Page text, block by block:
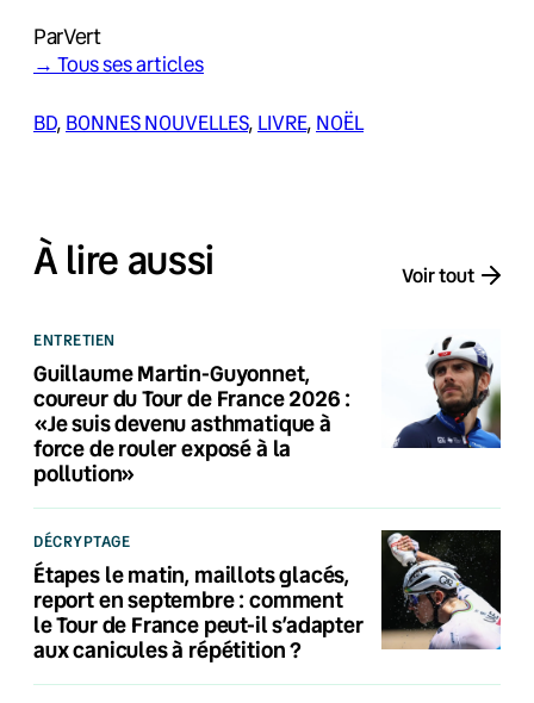
ParVert
→ Tous ses articles
BD, BONNES NOUVELLES, LIVRE, NOËL
À lire aussi Voir tout
ENTRETIEN
Guillaume Martin-Guyonnet,
coureur du Tour de France 2026 :
«Je suis devenu asthmatique à
force de rouler exposé à la
pollution»
DÉCRYPTAGE
Étapes le matin, maillots glacés,
report en septembre : comment
le Tour de France peut-il s’adapter
aux canicules à répétition ?